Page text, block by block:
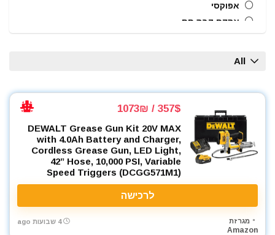
אפוקסי
אקדח דבק חם
אקדח ניטים
אקדח סיכות ידני
אקדח סיליקון חשמלי
אקדח סיליקון ידני
אקדחי מסמרים וסיכות
ארגז כלים מזווד
All
357$ / 1073₪
DEWALT Grease Gun Kit 20V MAX
with 4.0Ah Battery and Charger,
Cordless Grease Gun, LED Light,
42” Hose, 10,000 PSI, Variable
Speed Triggers (DCGG571M1)
לרכישה
מגרזת
Amazon
4 שבועות ago